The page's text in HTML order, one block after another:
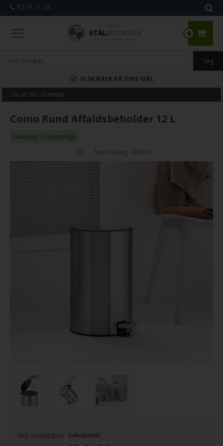
52 51 21 28
0
VI SKÆRER PÅ DINE MÅL
Du er her: Inventar
Como Rund Affaldsbeholder 12 L
Levering 1-5 hverdage
Neon Living - 60018
Vejl. udsalgspris 549,00 DKK